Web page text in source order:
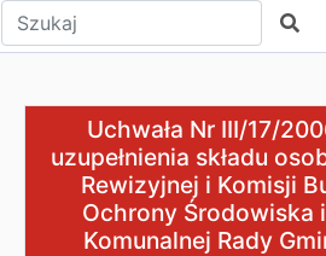
Wpisz tekst do wyszukania
Uchwała Nr III/17/2006 w
Uchwała Nr III/17/
uzupełnienia składu
Rewizyjnej i Komisji
Ochrony Środowiska
Komunalnej Rady